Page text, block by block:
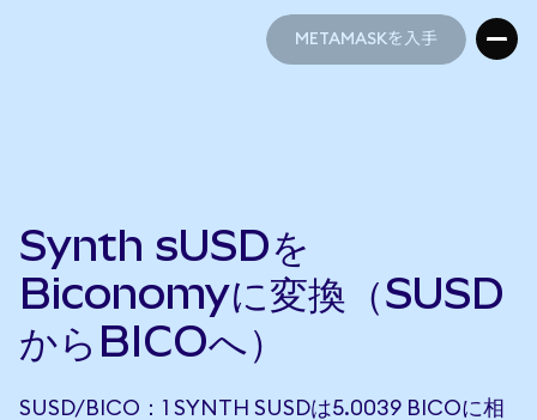
METAMASKを入手
Synth sUSDを
Biconomyに変換（SUSD
からBICOへ）
SUSD/BICO：1 SYNTH SUSDは5.0039 BICOに相